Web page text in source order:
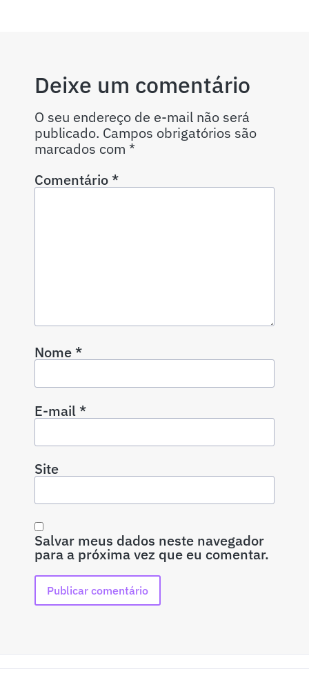
Deixe um comentário
O seu endereço de e-mail não será
publicado. Campos obrigatórios são
marcados com *
Comentário*
Nome*
E-mail*
Site
Salvar meus dados neste navegador
para a próxima vez que eu comentar.